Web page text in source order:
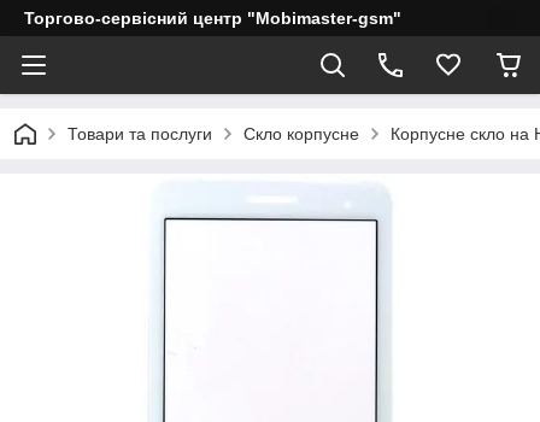
Торгово-сервісний центр "Mobimaster-gsm"
Товари та послуги Скло корпусне Корпусне скло на